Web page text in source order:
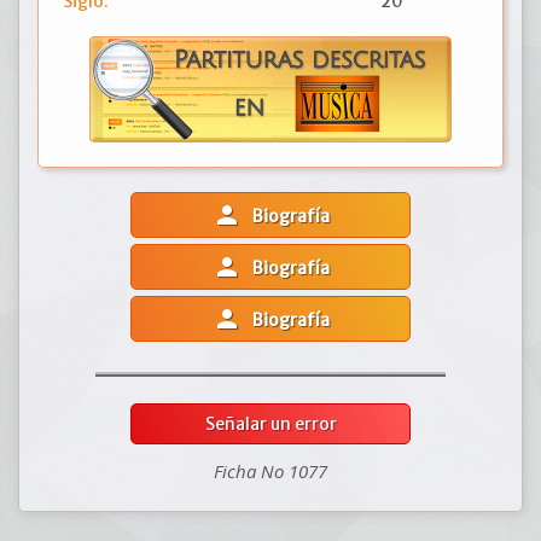
person Biografía
person Biografía
person Biografía
Señalar un error
Ficha No 1077